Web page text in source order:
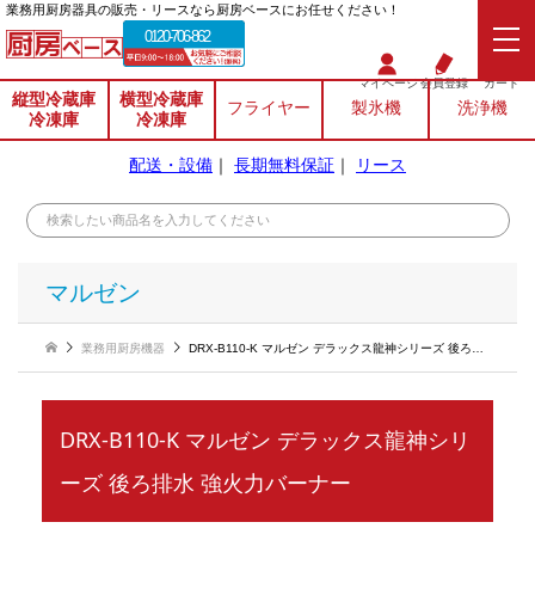
業務⽤厨房器具の販売・リースなら厨房ベースにお任せください！
0120-706-862
マイページ会員登録 カート
縦型冷蔵庫
冷凍庫
横型冷蔵庫
冷凍庫
フライヤー 製氷機 洗浄機
配送・設備 ｜ 長期無料保証 ｜ リース
マルゼン
業務用厨房機器 DRX-B110-K マルゼン デラックス龍神シリーズ 後ろ排水 強火力バーナー
DRX-B110-K マルゼン デラックス龍神シリ
ーズ 後ろ排水 強火力バーナー